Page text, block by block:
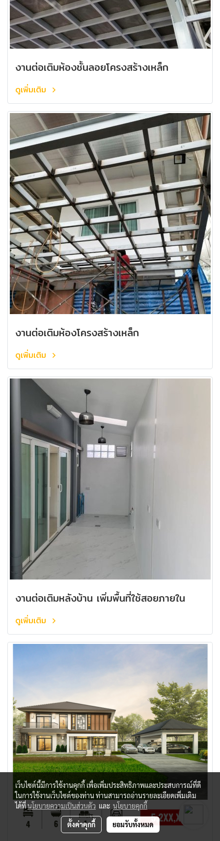
งานต่อเติมห้องชั้นลอยโครงสร้างเหล็ก
ดูเพิ่มเติม
งานต่อเติมห้องโครงสร้างเหล็ก
ดูเพิ่มเติม
งานต่อเติมหลังบ้าน เพิ่มพื้นที่ใช้สอยภายใน
ดูเพิ่มเติม
เว็บไซต์นี้มีการใช้งานคุกกี้ เพื่อเพิ่มประสิทธิภาพและประสบการณ์ที่ดี
ในการใช้งานเว็บไซต์ของท่าน ท่านสามารถอ่านรายละเอียดเพิ่มเติม
ได้ที่นโยบายความเป็นส่วนตัว และ นโยบายคุกกี้
ตั้งค่าคุกกี้ ยอมรับทั้งหมด